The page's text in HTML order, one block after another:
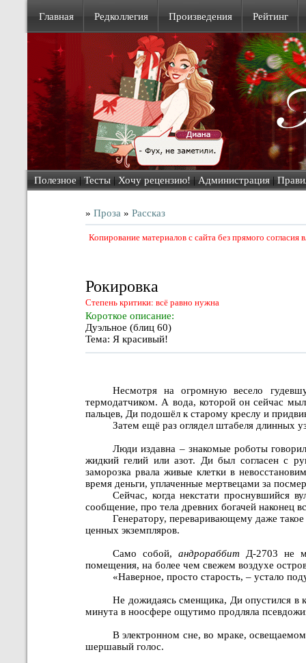
Главная Редколлегия Произведения Рейтинг
Полезное | Тесты | Хочу рецензию! | Администрация |
» Проза » Рассказ
Копирование материалов с сайта без прямого
Рокировка
Степень критики: всё равно нужна
Короткое описание:
Дуэльное (блиц 60)
Тема: Я красивый!
Несмотря на огромную весело
термодатчиком. А вода, которой он сейчас
пальцев, Ди подошёл к старому креслу и
Затем ещё раз оглядел штабеля длинных
Люди издавна – знакомые роботы
жидкий гелий или азот. Ди был согласен с
заморозка рвала живые клетки в
время деньги, уплаченные мертвецами за
Сейчас, когда некстати проснувшийся
сообщение, про тела древних богачей наконец
Генератору, переваривающему даже
ценных экземпляров.
Само собой, андрораббит Д-2703 не
помещения, на более чем свежем воздухе
«Наверное, просто старость, – устало
Не дожидаясь сменщика, Ди опустился в
минута в ноосфере ощутимо продляла
В электронном сне, во мраке,
шершавый голос.